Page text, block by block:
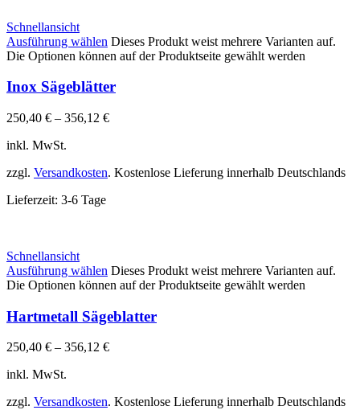
Schnellansicht
Ausführung wählen Dieses Produkt weist mehrere Varianten auf.
Die Optionen können auf der Produktseite gewählt werden
Inox Sägeblätter
250,40 € – 356,12 €
inkl. MwSt.
zzgl. Versandkosten. Kostenlose Lieferung innerhalb Deutschlands
Lieferzeit: 3-6 Tage
Schnellansicht
Ausführung wählen Dieses Produkt weist mehrere Varianten auf.
Die Optionen können auf der Produktseite gewählt werden
Hartmetall Sägeblatter
250,40 € – 356,12 €
inkl. MwSt.
zzgl. Versandkosten. Kostenlose Lieferung innerhalb Deutschlands